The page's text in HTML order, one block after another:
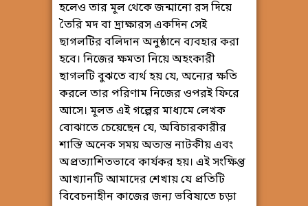
হলেও তার মূল থেকে জন্মানো রস দিয়ে
তৈরি মদ বা দ্রাক্ষারস একদিন সেই
ছাগলটির বলিদান অনুষ্ঠানে ব্যবহার করা
হবে। নিজের ক্ষমতা নিয়ে অহংকারী
ছাগলটি বুঝতে ব্যর্থ হয় যে, অন্যের ক্ষতি
করলে তার পরিণাম নিজের ওপরই ফিরে
আসে। মূলত এই গল্পের মাধ্যমে লেখক
বোঝাতে চেয়েছেন যে, অবিচারকারীর
শাস্তি অনেক সময় অত্যন্ত নাটকীয় এবং
অপ্রত্যাশিতভাবে কার্যকর হয়। এই সংক্ষিপ্ত
আখ্যানটি আমাদের শেখায় যে প্রতিটি
বিবেচনাহীন কাজের জন্য ভবিষ্যতে চড়া